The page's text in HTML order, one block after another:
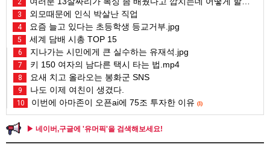
3 외모때문에 인식 박살난 직업
4 요즘 늘고 있다는 초등학생 등교거부.jpg
5 세계 담배 시총 TOP 15
6 지나가는 시민에게 큰 실수하는 유재석.jpg
7 키 150 여자의 남다른 택시 타는 법.mp4
8 요새 치고 올라오는 봉화군 SNS
9 나도 이제 여친이 생겼다.
10 이번에 아마존이 오픈ai에 75조 투자한 이유 (1)
▶ 네이버,구글에 '유머픽'을 검색해보세요!